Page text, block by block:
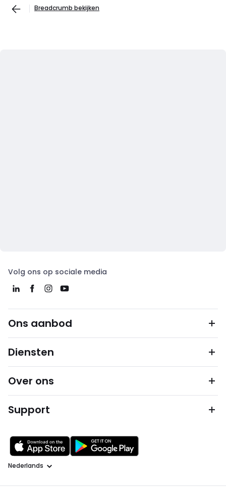
Breadcrumb bekijken
Volg ons op sociale media
Ons aanbod
Diensten
Over ons
Support
Taal